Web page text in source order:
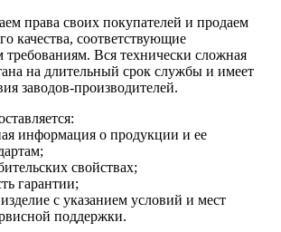
права своих покупателей и продаем
качества, соответствующие
Вся технически сложная
на длительный срок службы и имеет
заводов-производителей.
информация о продукции и ее
свойствах;
гарантии;
с указанием условий и мест
поддержки.